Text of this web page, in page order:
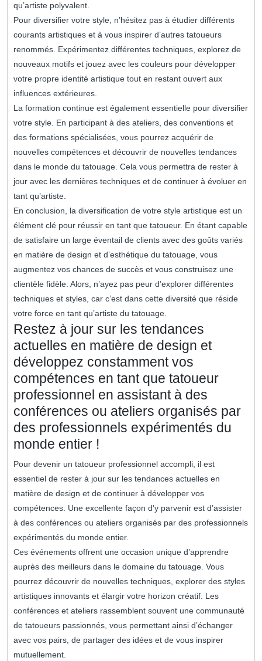
qu’artiste polyvalent.
Pour diversifier votre style, n’hésitez pas à étudier différents
courants artistiques et à vous inspirer d’autres tatoueurs
renommés. Expérimentez différentes techniques, explorez de
nouveaux motifs et jouez avec les couleurs pour développer
votre propre identité artistique tout en restant ouvert aux
influences extérieures.
La formation continue est également essentielle pour diversifier
votre style. En participant à des ateliers, des conventions et
des formations spécialisées, vous pourrez acquérir de
nouvelles compétences et découvrir de nouvelles tendances
dans le monde du tatouage. Cela vous permettra de rester à
jour avec les dernières techniques et de continuer à évoluer en
tant qu’artiste.
En conclusion, la diversification de votre style artistique est un
élément clé pour réussir en tant que tatoueur. En étant capable
de satisfaire un large éventail de clients avec des goûts variés
en matière de design et d’esthétique du tatouage, vous
augmentez vos chances de succès et vous construisez une
clientèle fidèle. Alors, n’ayez pas peur d’explorer différentes
techniques et styles, car c’est dans cette diversité que réside
votre force en tant qu’artiste du tatouage.
Restez à jour sur les tendances
actuelles en matière de design et
développez constamment vos
compétences en tant que tatoueur
professionnel en assistant à des
conférences ou ateliers organisés par
des professionnels expérimentés du
monde entier !
Pour devenir un tatoueur professionnel accompli, il est
essentiel de rester à jour sur les tendances actuelles en
matière de design et de continuer à développer vos
compétences. Une excellente façon d’y parvenir est d’assister
à des conférences ou ateliers organisés par des professionnels
expérimentés du monde entier.
Ces événements offrent une occasion unique d’apprendre
auprès des meilleurs dans le domaine du tatouage. Vous
pourrez découvrir de nouvelles techniques, explorer des styles
artistiques innovants et élargir votre horizon créatif. Les
conférences et ateliers rassemblent souvent une communauté
de tatoueurs passionnés, vous permettant ainsi d’échanger
avec vos pairs, de partager des idées et de vous inspirer
mutuellement.